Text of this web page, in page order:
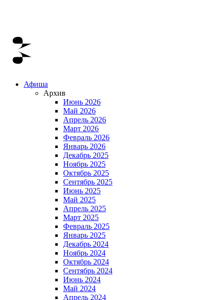
Афиша
Архив
Июнь 2026
Май 2026
Апрель 2026
Март 2026
Февраль 2026
Январь 2026
Декабрь 2025
Ноябрь 2025
Октябрь 2025
Сентябрь 2025
Июнь 2025
Май 2025
Апрель 2025
Март 2025
Февраль 2025
Январь 2025
Декабрь 2024
Ноябрь 2024
Октябрь 2024
Сентябрь 2024
Июнь 2024
Май 2024
Апрель 2024